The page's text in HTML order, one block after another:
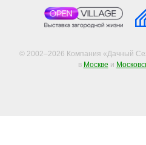
© 2002–2026 Компания «Дачный
в Москве и